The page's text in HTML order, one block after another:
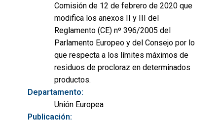
Comisión de 12 de febrero de 2020 que
modifica los anexos II y III del
Reglamento (CE) nº 396/2005 del
Parlamento Europeo y del Consejo por lo
que respecta a los límites máximos de
residuos de procloraz en determinados
productos.
Departamento:
Unión Europea
Publicación: